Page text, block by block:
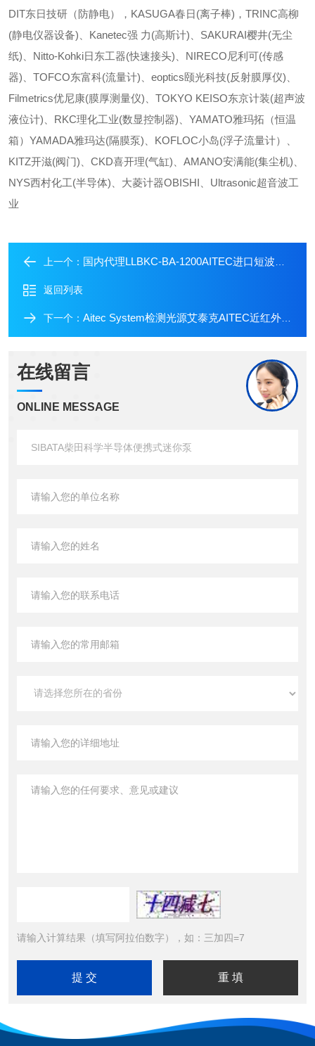
DIT东日技研（防静电），KASUGA春日(离子棒)，TRINC高柳
(静电仪器设备)、Kanetec强 力(高斯计)、SAKURAI樱井(无尘
纸)、Nitto-Kohki日东工器(快速接头)、NIRECO尼利可(传感
器)、TOFCO东富科(流量计)、eoptics颐光科技(反射膜厚仪)、
Filmetrics优尼康(膜厚测量仪)、TOKYO KEISO东京计装(超声波
液位计)、RKC理化工业(数显控制器)、YAMATO雅玛拓（恒温
箱）YAMADA雅玛达(隔膜泵)、KOFLOC小岛(浮子流量计）、
KITZ开滋(阀门)、CKD喜开理(气缸)、AMANO安满能(集尘机)、
NYS西村化工(半导体)、大菱计器OBISHI、Ultrasonic超音波工
业
上一个： 国内代理LLBKC-BA-1200AITEC进口短波红外BOX艾泰克近红外光源箱
返回列表
下一个： Aitec System检测光源艾泰克AITEC近红外光源箱LLBKC-BA-1300
在线留言
ONLINE MESSAGE
请输入计算结果（填写阿拉伯数字），如：三加四=7